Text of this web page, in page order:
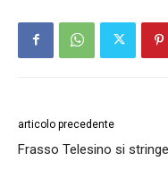
articolo precedente
Frasso Telesino si